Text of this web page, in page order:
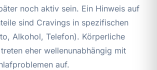
noch aktiv sein. Ein Hinweis auf
sind Cravings in spezifischen
Alkohol, Telefon). Körperliche
eher wellenunabhängig mit
auf.